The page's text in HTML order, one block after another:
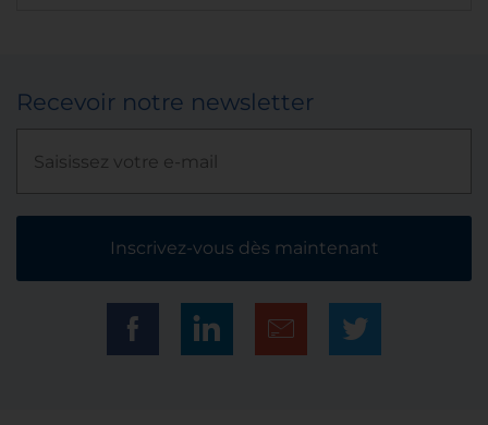
Recevoir notre newsletter
Inscrivez-vous dès maintenant